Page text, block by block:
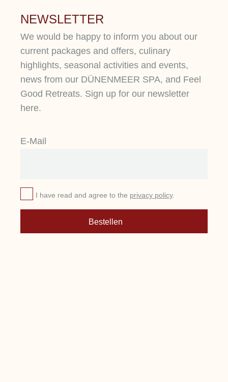
NEWSLETTER
We would be happy to inform you about our
current packages and offers, culinary
highlights, seasonal activities and events,
news from our DÜNENMEER SPA, and Feel
Good Retreats. Sign up for our newsletter
here.
E-Mail
I have read and agree to the privacy policy.
Bestellen